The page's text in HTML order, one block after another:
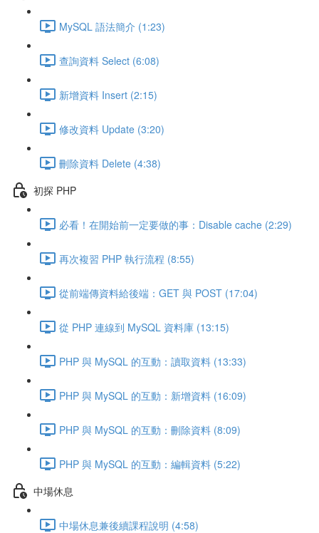
MySQL 語法簡介 (1:23)
查詢資料 Select (6:08)
新增資料 Insert (2:15)
修改資料 Update (3:20)
刪除資料 Delete (4:38)
初探 PHP
必看！在開始前一定要做的事：Disable cache (2:29)
再次複習 PHP 執行流程 (8:55)
從前端傳資料給後端：GET 與 POST (17:04)
從 PHP 連線到 MySQL 資料庫 (13:15)
PHP 與 MySQL 的互動：讀取資料 (13:33)
PHP 與 MySQL 的互動：新增資料 (16:09)
PHP 與 MySQL 的互動：刪除資料 (8:09)
PHP 與 MySQL 的互動：編輯資料 (5:22)
中場休息
中場休息兼後續課程說明 (4:58)